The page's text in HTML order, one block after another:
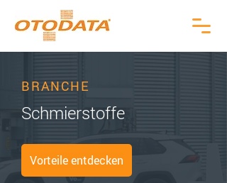
BRANCHE
Schmierstoffe
Vorteile entdecken